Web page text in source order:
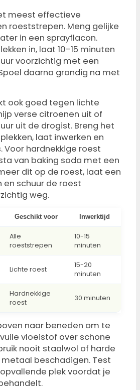
meest effectieve
roeststrepen. Meng gelijke
in een sprayflacon.
in, laat 10-15 minuten
voorzichtig met een
daarna grondig na met
ook goed tegen lichte
verse citroenen uit of
uit de drogist. Breng het
laat inwerken en
Voor hardnekkige roest
van baking soda met een
dit op de roest, laat een
en schuur de roest
weg.
Geschikt voor Inwerktijd
Alle
roeststrepen
10-15
minuten
Lichte roest
15-20
minuten
Hardnekkige
roest
30 minuten
naar beneden om te
vloeistof over schone
nooit staalwol of harde
beschadigen. Test
plek voordat je